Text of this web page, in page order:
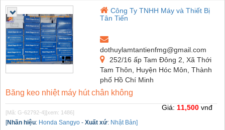
Công Ty TNHH Máy và Thiết Bị
Tân Tiến
dothuylamtantienfmg@gmail.com
252/16 ấp Tam Đông 2, Xã Thới
Tam Thôn, Huyện Hóc Môn, Thành
phố Hồ Chí Minh
Băng keo nhiệt máy hút chân không
[Mã: G-62792-4][xem: 1486]
[Nhãn hiệu: Honda Sangyo - Xuất xứ: Nhật Bản]
Giá: 11,500 vnđ